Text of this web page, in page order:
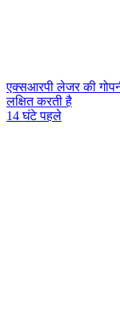
एक्सआरपी लेजर की
लक्षित करती है
14 घंटे पहले